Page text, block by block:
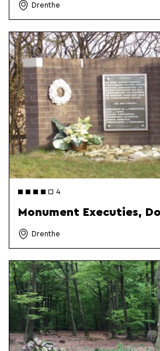
Drenthe
4
Monument Executies,
Drenthe